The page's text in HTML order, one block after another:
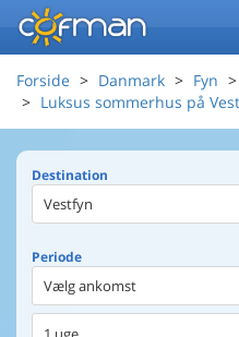
Forside Danmark Fyn
Luksus sommerhus på
Destination
Periode
Vælg ankomst